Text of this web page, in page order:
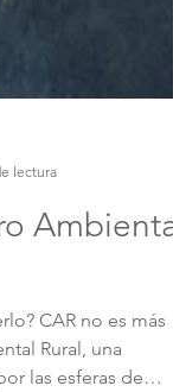
lectura
Ambiental
CAR no es más